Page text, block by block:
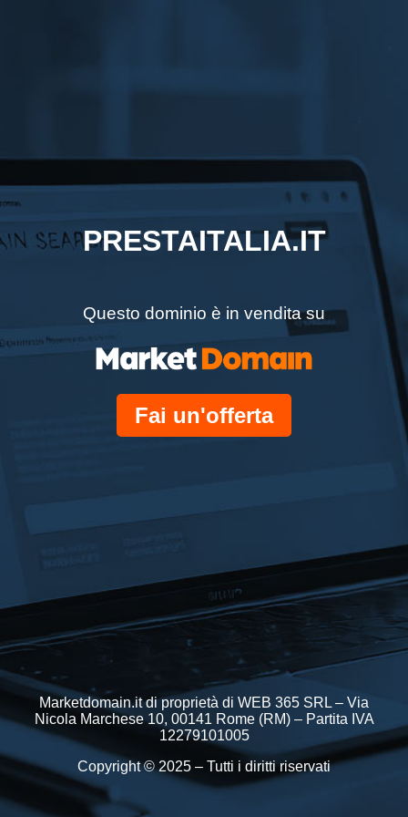
PRESTAITALIA.IT
Questo dominio è in vendita su
Fai un'offerta
Marketdomain.it di proprietà di WEB 365 SRL – Via
Nicola Marchese 10, 00141 Rome (RM) – Partita IVA
12279101005
Copyright © 2025 – Tutti i diritti riservati